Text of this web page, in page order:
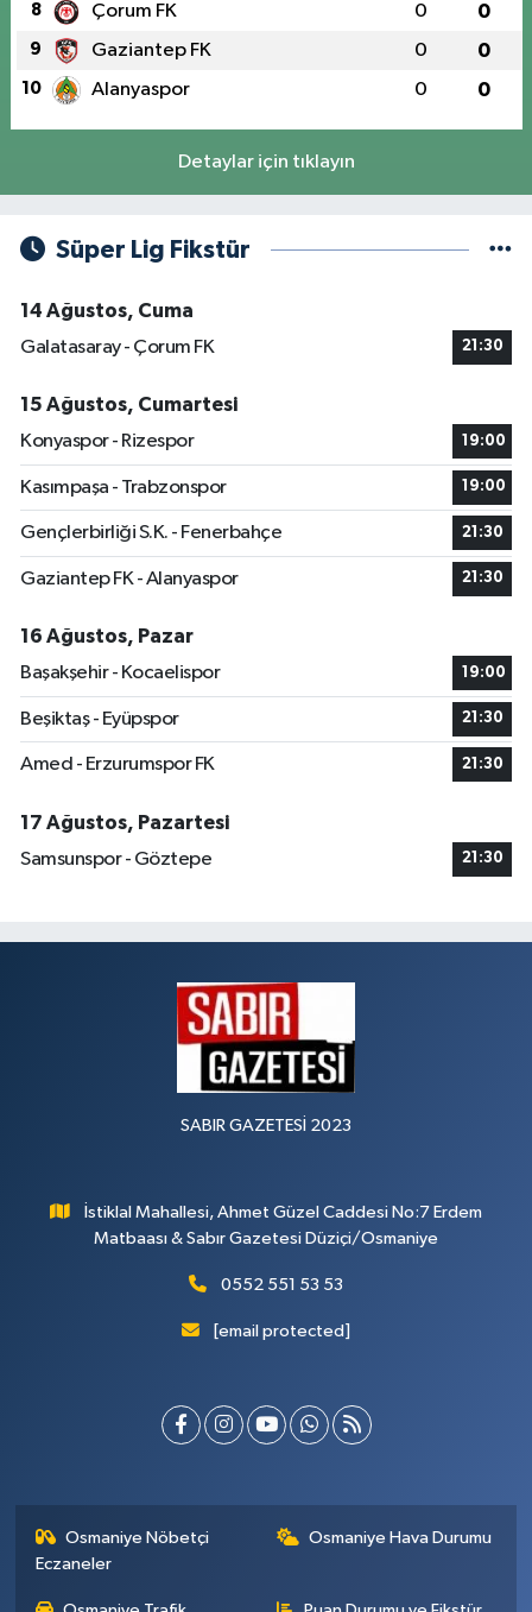
8 Çorum FK 0 0
9 Gaziantep FK 0 0
10 Alanyaspor 0 0
Detaylar için tıklayın
Süper Lig Fikstür
14 Ağustos, Cuma
Galatasaray - Çorum FK
21:30
15 Ağustos, Cumartesi
Konyaspor - Rizespor
19:00
Kasımpaşa - Trabzonspor 19:00
Gençlerbirliği S.K. - Fenerbahçe 21:30
Gaziantep FK - Alanyaspor 21:30
16 Ağustos, Pazar
Başakşehir - Kocaelispor
19:00
Beşiktaş - Eyüpspor 21:30
Amed - Erzurumspor FK 21:30
17 Ağustos, Pazartesi
Samsunspor - Göztepe
21:30
SABIR GAZETESİ 2023
İstiklal Mahallesi, Ahmet Güzel Caddesi No:7 Erdem
Matbaası & Sabır Gazetesi Düziçi/Osmaniye
0552 551 53 53
[email protected]
Osmaniye Nöbetçi
Eczaneler
Osmaniye Hava Durumu